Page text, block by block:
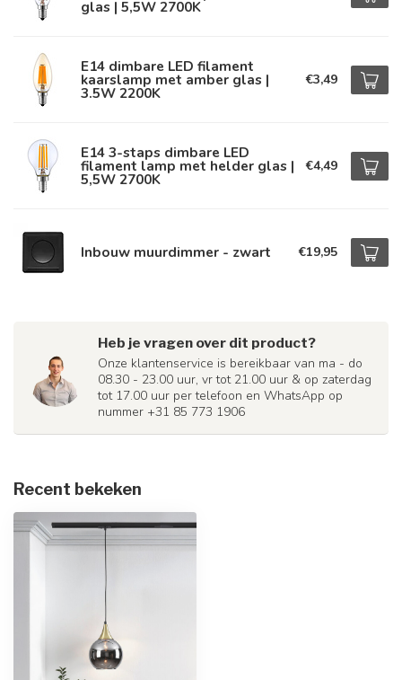
glas | 5,5W 2700K
E14 dimbare LED filament
kaarslamp met amber glas |
3.5W 2200K
€3,49
E14 3-staps dimbare LED
filament lamp met helder glas |
5,5W 2700K
€4,49
Inbouw muurdimmer - zwart €19,95
Heb je vragen over dit product?
Onze klantenservice is bereikbaar van ma - do
08.30 - 23.00 uur, vr tot 21.00 uur & op zaterdag
tot 17.00 uur per telefoon en WhatsApp op
nummer +31 85 773 1906
Recent bekeken